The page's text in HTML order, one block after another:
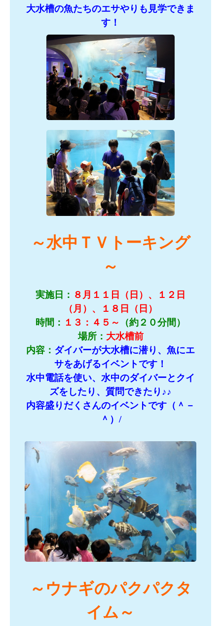
大水槽の魚たちのエサやりも見学できま
す！
～水中ＴＶトーキング
～
実施日： ８ 月１１日（日）、１２日
（月）、１８日（日）
時間： １３：４５～
（約２０分間）
場所： 大水槽前
内容： ダイバーが大水槽に潜り、魚にエ
サをあげるイベントです！
水中電話を使い、水中のダイバーとクイ
ズをしたり、質問できたり♪♪
内容盛りだくさんのイベントです（＾－
＾）/
～ウナギのパクパクタ
イム～